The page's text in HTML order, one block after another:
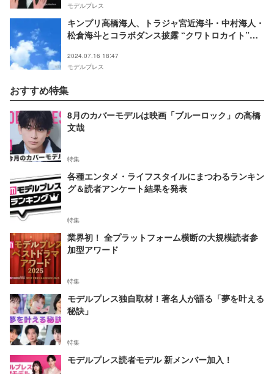
モデルプレス
キンプリ高橋海人、トラジャ宮近海斗・中村海人・
松倉海斗とコラボダンス披露 “クワトロカイト”に
2024.07.16 18:47
モデルプレス
おすすめ特集
8月のカバーモデルは映画「ブルーロック」の高橋
文哉
特集
各種エンタメ・ライフスタイルにまつわるランキン
グ＆読者アンケート結果を発表
特集
業界初！ 全プラットフォーム横断の大規模読者参
加型アワード
特集
モデルプレス独自取材！著名人が語る「夢を叶える
秘訣」
特集
モデルプレス読者モデル 新メンバー加入！